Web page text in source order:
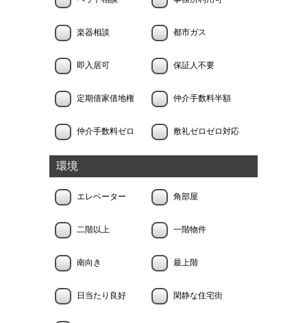
楽器相談 都市ガス
即入居可 保証人不要
定期借家借地権 仲介手数料半額
仲介手数料ゼロ 敷礼ゼロゼロ対応
環境
エレベーター 角部屋
二階以上 一階物件
南向き 最上階
日当たり良好 閑静な住宅街